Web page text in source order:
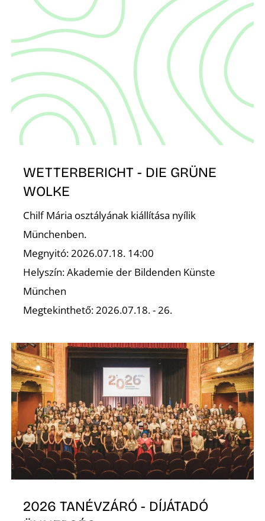
WETTERBERICHT - DIE GRÜNE
WOLKE
Chilf Mária osztályának kiállítása nyílik
Münchenben.
Megnyitó: 2026.07.18. 14:00
Helyszín: Akademie der Bildenden Künste
München
Megtekinthető: 2026.07.18. - 26.
2026 TANÉVZÁRÓ - DÍJÁTADÓ